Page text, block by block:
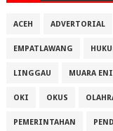
ACEH ADVERTORIAL
EMPATLAWANG
LINGGAU MUARA
OKI OKUS
PEMERINTAHAN